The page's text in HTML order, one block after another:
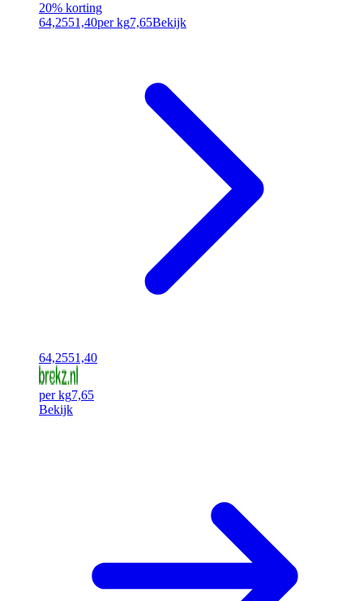
20% korting
64,2551,40per kg7,65Bekijk
64,2551,40
per kg7,65
Bekijk